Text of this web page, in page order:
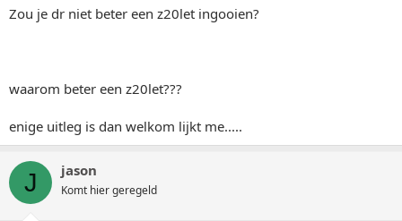
Zou je dr niet beter een z20let ingooien?
waarom beter een z20let???
enige uitleg is dan welkom lijkt me.....
J jason
Komt hier geregeld